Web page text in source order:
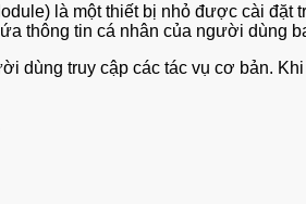
là một thiết bị nhỏ được cài
thông tin cá nhân của người dùng
dùng truy cập các tác vụ cơ bản.